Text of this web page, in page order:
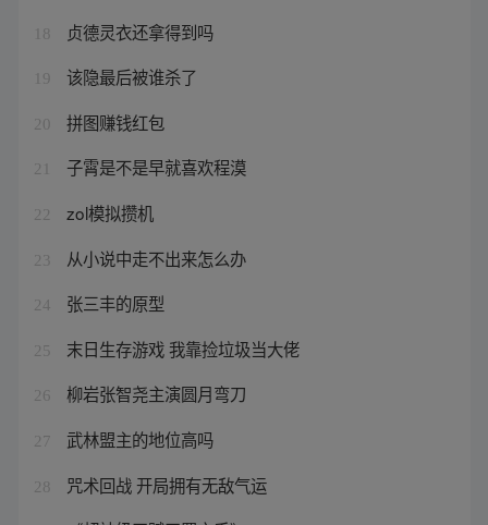
18 贞德灵衣还拿得到吗
19 该隐最后被谁杀了
20 拼图赚钱红包
21 子霄是不是早就喜欢程漠
22 zol模拟攒机
23 从小说中走不出来怎么办
24 张三丰的原型
25 末日生存游戏 我靠捡垃圾当大佬
26 柳岩张智尧主演圆月弯刀
27 武林盟主的地位高吗
28 咒术回战 开局拥有无敌气运